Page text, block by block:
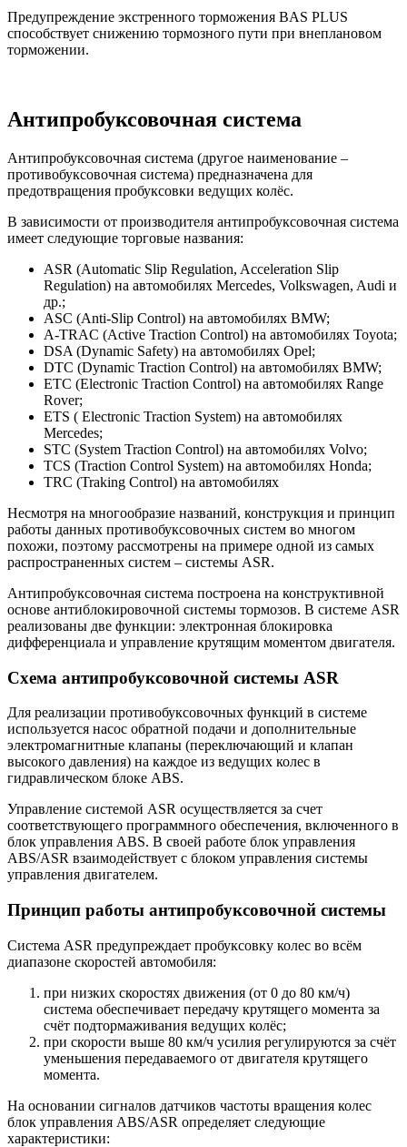
Предупреждение экстренного торможения BAS PLUS
способствует снижению тормозного пути при внеплановом
торможении.
Антипробуксовочная система
Антипробуксовочная система (другое наименование –
противобуксовочная система) предназначена для
предотвращения пробуксовки ведущих колёс.
В зависимости от производителя антипробуксовочная система
имеет следующие торговые названия:
ASR (Automatic Slip Regulation, Acceleration Slip
Regulation) на автомобилях Mercedes, Volkswagen, Audi и
др.;
ASC (Anti-Slip Control) на автомобилях BMW;
A-TRAC (Active Traction Control) на автомобилях Toyota;
DSA (Dynamic Safety) на автомобилях Opel;
DTC (Dynamic Traction Control) на автомобилях BMW;
ETC (Electronic Traction Control) на автомобилях Range
Rover;
ETS ( Electronic Traction System) на автомобилях
Mercedes;
STC (System Traction Control) на автомобилях Volvo;
TCS (Traction Control System) на автомобилях Honda;
TRC (Traking Control) на автомобилях
Несмотря на многообразие названий, конструкция и принцип
работы данных противобуксовочных систем во многом
похожи, поэтому рассмотрены на примере одной из самых
распространенных систем – системы ASR.
Антипробуксовочная система построена на конструктивной
основе антиблокировочной системы тормозов. В системе ASR
реализованы две функции: электронная блокировка
дифференциала и управление крутящим моментом двигателя.
Схема антипробуксовочной системы ASR
Для реализации противобуксовочных функций в системе
используется насос обратной подачи и дополнительные
электромагнитные клапаны (переключающий и клапан
высокого давления) на каждое из ведущих колес в
гидравлическом блоке ABS.
Управление системой ASR осуществляется за счет
соответствующего программного обеспечения, включенного в
блок управления ABS. В своей работе блок управления
ABS/ASR взаимодействует с блоком управления системы
управления двигателем.
Принцип работы антипробуксовочной системы
Система ASR предупреждает пробуксовку колес во всём
диапазоне скоростей автомобиля:
при низких скоростях движения (от 0 до 80 км/ч)
система обеспечивает передачу крутящего момента за
счёт подтормаживания ведущих колёс;
при скорости выше 80 км/ч усилия регулируются за счёт
уменьшения передаваемого от двигателя крутящего
момента.
На основании сигналов датчиков частоты вращения колес
блок управления ABS/ASR определяет следующие
характеристики: